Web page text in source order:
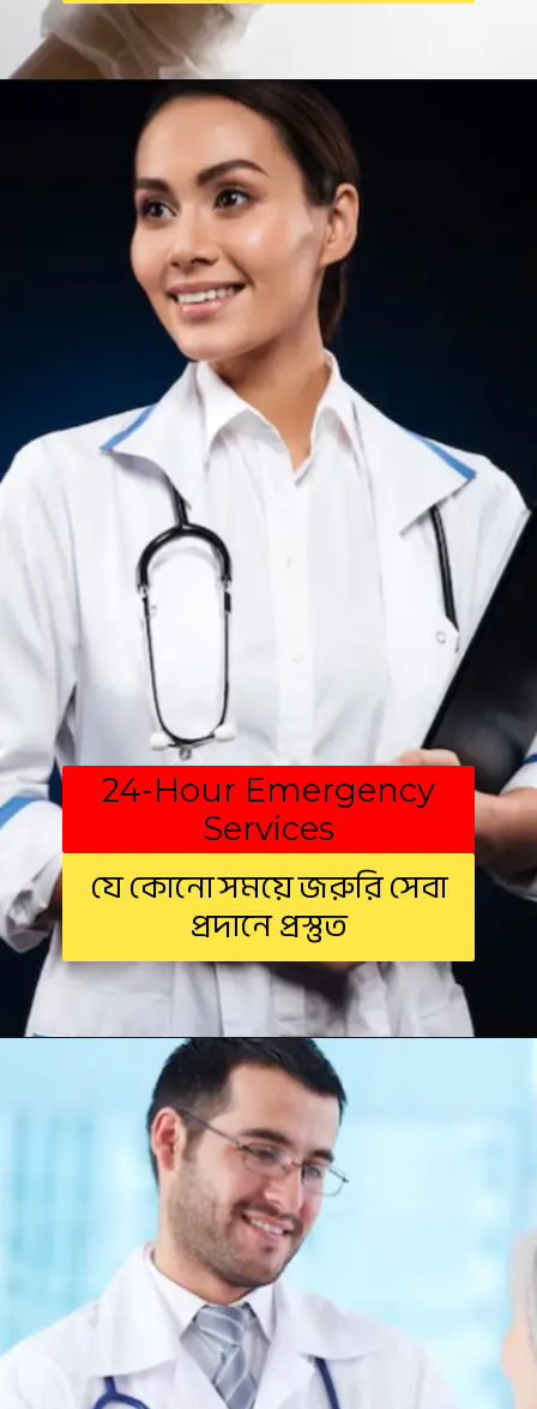
24-Hour Emergency
Services
যে কোনো সময়ে জরুরি সেবা
প্রদানে প্রস্তুত